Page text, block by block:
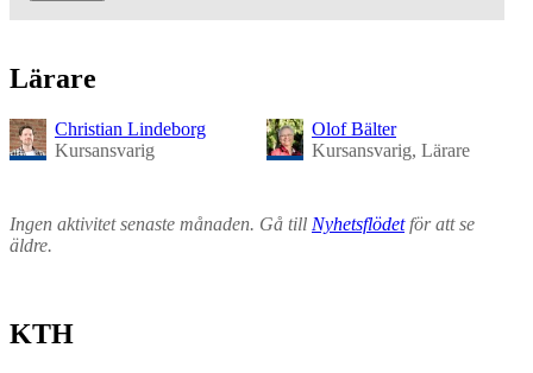
Lärare
Christian Lindeborg
Kursansvarig
Olof Bälter
Kursansvarig, Lärare
Ingen aktivitet senaste månaden. Gå till Nyhetsflödetför att se
äldre.
KTH